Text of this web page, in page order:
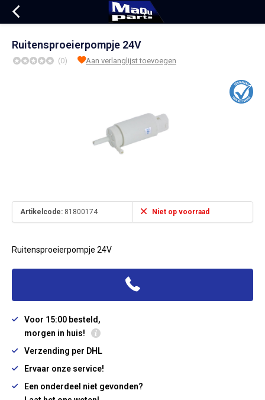
Ruitensproeierpompje 24V
(0) Aan verlanglijst toevoegen
Artikelcode: 81800174 Niet op voorraad
Ruitensproeierpompje 24V
Voor 15:00 besteld,
morgen in huis!
Verzending per DHL
Ervaar onze service!
Een onderdeel niet gevonden?